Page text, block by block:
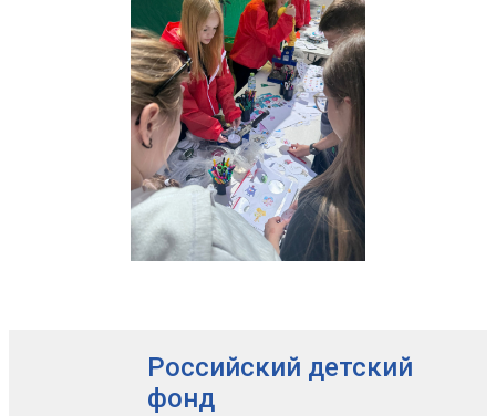
Российский детский
фонд